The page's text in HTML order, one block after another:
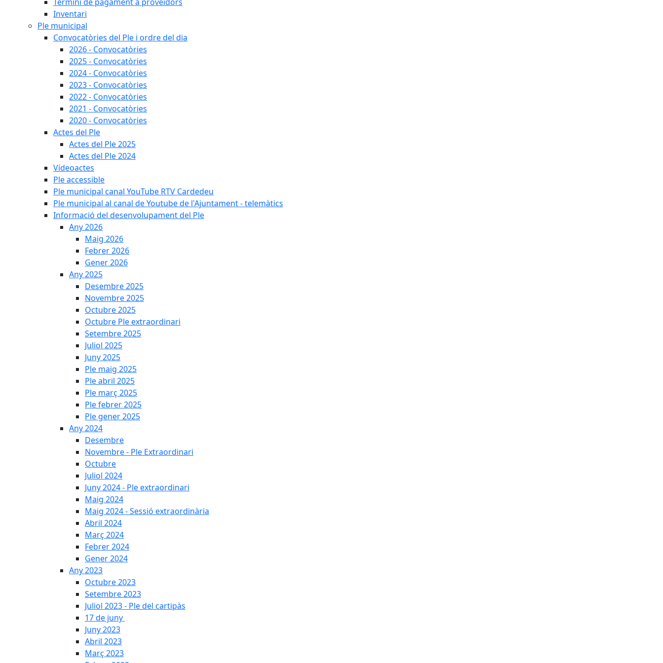
Inventari
Ple municipal
Convocatòries del Ple i ordre del dia
2026 - Convocatòries
2025 - Convocatòries
2024 - Convocatòries
2023 - Convocatòries
2022 - Convocatòries
2021 - Convocatòries
2020 - Convocatòries
Actes del Ple
Actes del Ple 2025
Actes del Ple 2024
Vídeoactes
Ple accessible
Ple municipal canal YouTube RTV Cardedeu
Ple municipal al canal de Youtube de l'Ajuntament - telemàtics
Informació del desenvolupament del Ple
Any 2026
Maig 2026
Febrer 2026
Gener 2026
Any 2025
Desembre 2025
Novembre 2025
Octubre 2025
Octubre Ple extraordinari
Setembre 2025
Juliol 2025
Juny 2025
Ple maig 2025
Ple abril 2025
Ple març 2025
Ple febrer 2025
Ple gener 2025
Any 2024
Desembre
Novembre - Ple Extraordinari
Octubre
Juliol 2024
Juny 2024 - Ple extraordinari
Maig 2024
Maig 2024 - Sessió extraordinària
Abril 2024
Març 2024
Febrer 2024
Gener 2024
Any 2023
Octubre 2023
Setembre 2023
Juliol 2023 - Ple del cartipàs
17 de juny
Juny 2023
Abril 2023
Març 2023